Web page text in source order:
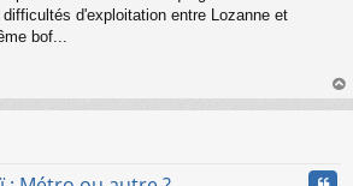
d'exploitation entre Lozanne et
bof...
au